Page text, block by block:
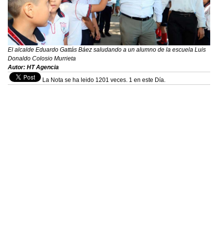
El alcalde Eduardo Gattás Báez saludando a un alumno de la escuela Luis
Donaldo Colosio Murrieta
Autor: HT Agencia
La Nota se ha leido 1201 veces. 1 en este Día.